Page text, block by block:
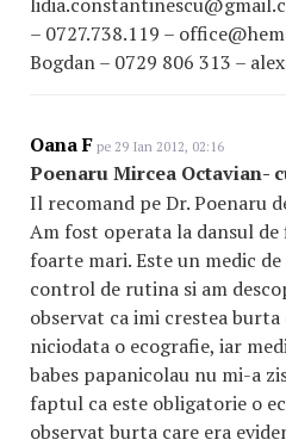
– 0727.738.119 –
Bogdan – 0729 806 313 –
Oana F pe 29 Ian 2012, 02:16
Poenaru Mircea Octavian-
Il recomand pe Dr. Poenaru
Am fost operata la dansul
foarte mari. Este un medic
control de rutina si am
observat ca imi crestea
niciodata o ecografie, iar
babes papanicolau nu mi-a
faptul ca este obligatorie o
observat burta care era